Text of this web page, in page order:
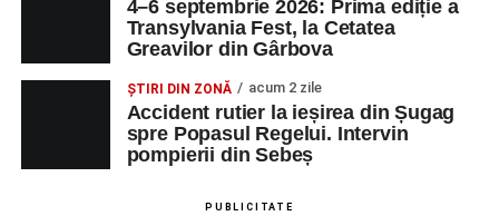
Technology Srl
OPERATOR LA
MASINI-UNELTE
CU COMANDA
NUMERICA
1 0752826367
4–6 septembrie 2026: Prima ediție a
Transylvania Fest, la Cetatea
Greavilor din Gârbova
ȘTIRI DIN ZONĂ acum 2 zile
Accident rutier la ieșirea din Șugag
spre Popasul Regelui. Intervin
pompierii din Sebeș
PUBLICITATE